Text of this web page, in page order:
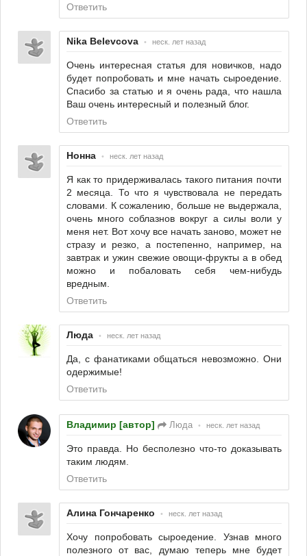
Ответить
Nika Belevcova • неск. лет назад
Очень интересная статья для новичков, надо
будет попробовать и мне начать сыроедение.
Спасибо за статью и я очень рада, что нашла
Ваш очень интересный и полезный блог.
Ответить
Нонна • неск. лет назад
Я как то придерживалась такого питания почти
2 месяца. То что я чувствовала не передать
словами. К сожалению, больше не выдержала,
очень много соблазнов вокруг а силы воли у
меня нет. Вот хочу все начать заново, может не
стразу и резко, а постепенно, например, на
завтрак и ужин свежие овощи-фрукты а в обед
можно и побаловать себя чем-нибудь
вредным.
Ответить
Люда • неск. лет назад
Да, с фанатиками общаться невозможно. Они
одержимые!
Ответить
Владимир [автор] Люда • неск. лет назад
Это правда. Но бесполезно что-то доказывать
таким людям.
Ответить
Алина Гончаренко • неск. лет назад
Хочу попробовать сыроедение. Узнав много
полезного от вас, думаю теперь мне будет